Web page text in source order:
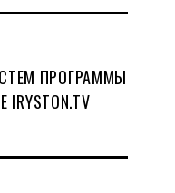
ПРОГРАММЫ